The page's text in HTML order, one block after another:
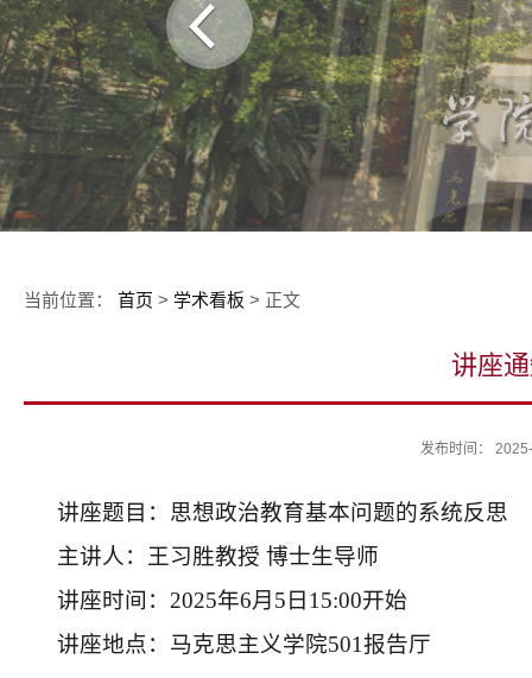
当前位置： 首页 > 学术看板 > 正文
讲座
发布时间：
讲座题目：思想政治教育基本问题的系统反思
主讲人：王习胜教授 博士生导师
讲座时间：2025年6月5日15:00开始
讲座地点：马克思主义学院501报告厅